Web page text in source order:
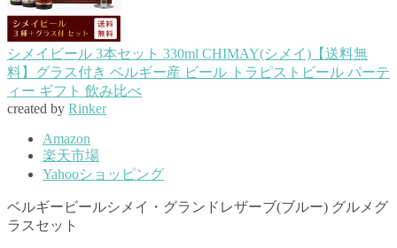
シメイビール 3本セット 330ml CHIMAY(シメイ)【送料無
料】グラス付き ベルギー産 ビール トラピストビール パーテ
ィー ギフト 飲み比べ
created by Rinker
Amazon
楽天市場
Yahooショッピング
ベルギービールシメイ・グランドレザーブ(ブルー) グルメグ
ラスセット